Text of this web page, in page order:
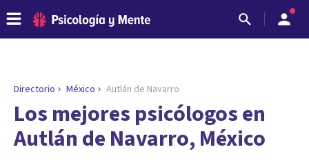
ENCONTRAR MI TERAPEUTA
¿Necesitas ayuda para encontrar el
psicólogo adecuado?
Responde a unas breves preguntas y te ofreceremos
Directorio México Autlán de Navarro
Los mejores psicólogos en
Autlán de Navarro, México